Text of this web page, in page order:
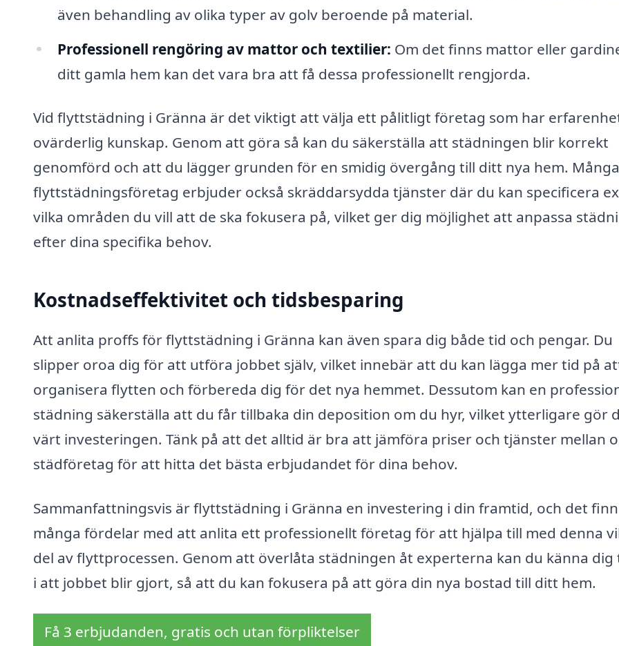
även behandling av olika typer av golv beroende på material.
Professionell rengöring av mattor och textilier: Om det finns mattor eller
ditt gamla hem kan det vara bra att få dessa professionellt rengjorda.
Vid flyttstädning i Gränna är det viktigt att välja ett pålitligt företag som har
ovärderlig kunskap. Genom att göra så kan du säkerställa att städningen blir korrekt
genomförd och att du lägger grunden för en smidig övergång till ditt nya hem. Många
flyttstädningsföretag erbjuder också skräddarsydda tjänster där du kan specificera
vilka områden du vill att de ska fokusera på, vilket ger dig möjlighet att anpassa
efter dina specifika behov.
Kostnadseffektivitet och tidsbesparing
Att anlita proffs för flyttstädning i Gränna kan även spara dig både tid och pengar. Du
slipper oroa dig för att utföra jobbet själv, vilket innebär att du kan lägga mer tid på
organisera flytten och förbereda dig för det nya hemmet. Dessutom kan en
städning säkerställa att du får tillbaka din deposition om du hyr, vilket ytterligare gör
värt investeringen. Tänk på att det alltid är bra att jämföra priser och tjänster mellan
städföretag för att hitta det bästa erbjudandet för dina behov.
Sammanfattningsvis är flyttstädning i Gränna en investering i din framtid, och det
många fördelar med att anlita ett professionellt företag för att hjälpa till med denna
del av flyttprocessen. Genom att överlåta städningen åt experterna kan du känna
i att jobbet blir gjort, så att du kan fokusera på att göra din nya bostad till ditt hem.
Få 3 erbjudanden, gratis och utan förpliktelser